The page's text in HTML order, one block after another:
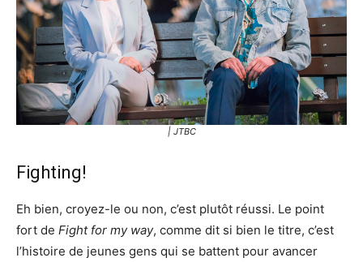
| JTBC
Fighting!
Eh bien, croyez-le ou non, c’est plutôt réussi. Le point
fort de Fight for my way, comme dit si bien le titre, c’est
l’histoire de jeunes gens qui se battent pour avancer